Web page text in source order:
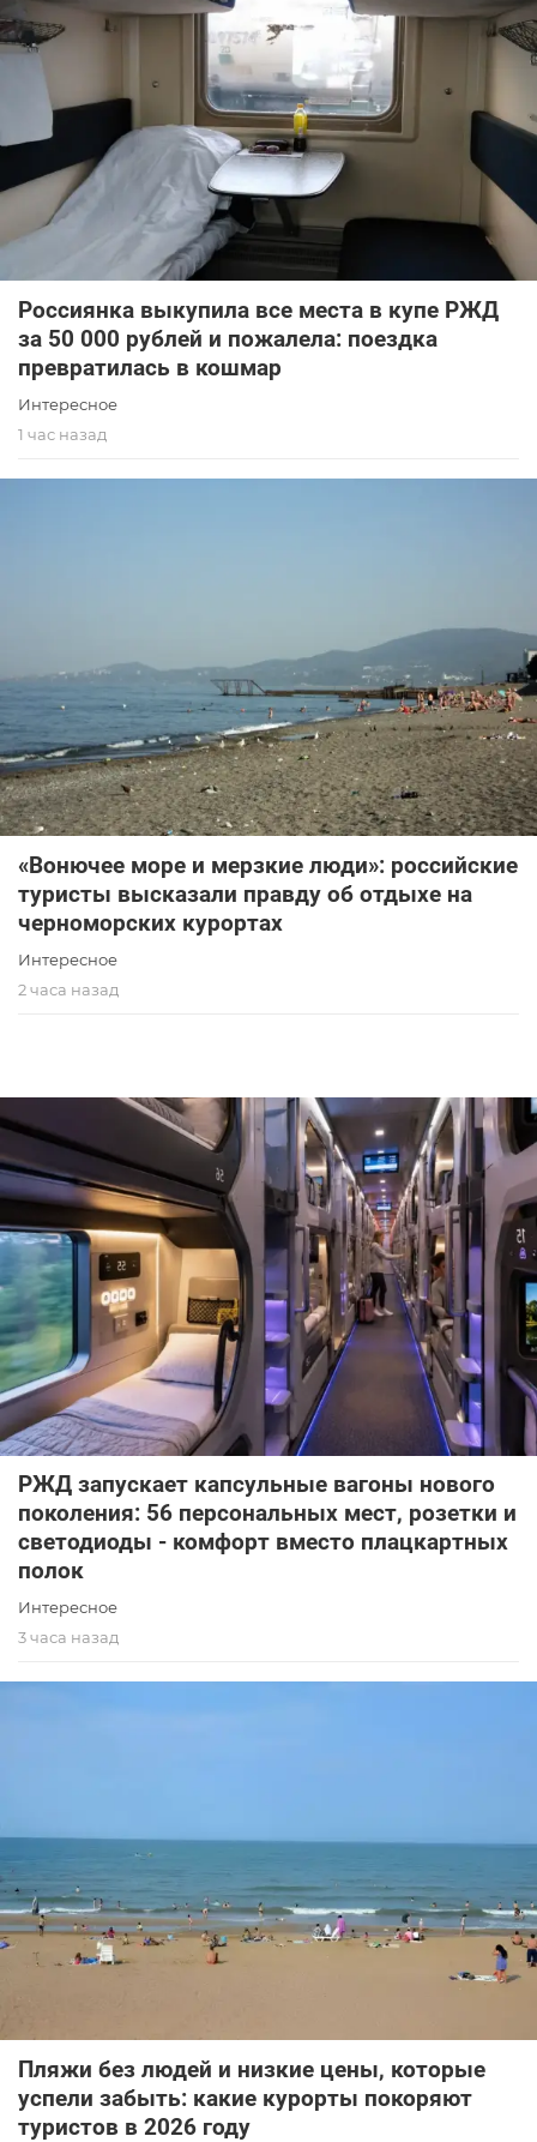
Россиянка выкупила все места в купе РЖД
за 50 000 рублей и пожалела: поездка
превратилась в кошмар
Интересное
1 час назад
«Вонючее море и мерзкие люди»: российские
туристы высказали правду об отдыхе на
черноморских курортах
Интересное
2 часа назад
РЖД запускает капсульные вагоны нового
поколения: 56 персональных мест, розетки и
светодиоды - комфорт вместо плацкартных
полок
Интересное
3 часа назад
Пляжи без людей и низкие цены, которые
успели забыть: какие курорты покоряют
туристов в 2026 году